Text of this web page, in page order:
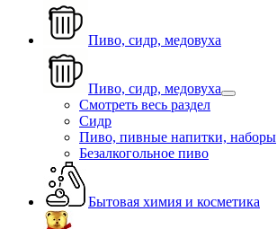
Пиво, сидр, медовуха
Пиво, сидр, медовуха
Смотреть весь раздел
Сидр
Пиво, пивные напитки, наборы
Безалкогольное пиво
Бытовая химия и косметика